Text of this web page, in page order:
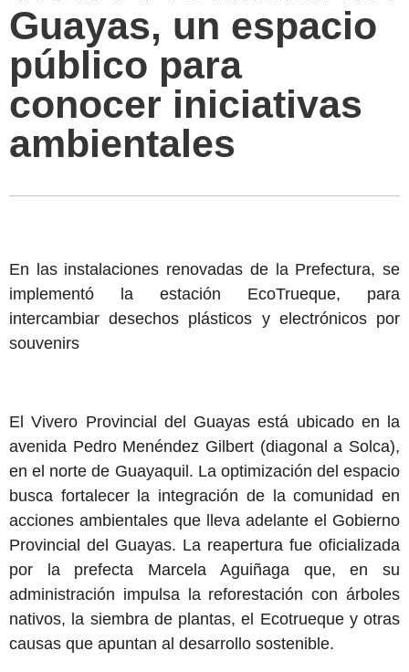
Guayas, un espacio
público para
conocer iniciativas
ambientales
En las instalaciones renovadas de la Prefectura, se
implementó la estación EcoTrueque, para
intercambiar desechos plásticos y electrónicos por
souvenirs
El Vivero Provincial del Guayas está ubicado en la
avenida Pedro Menéndez Gilbert (diagonal a Solca),
en el norte de Guayaquil. La optimización del espacio
busca fortalecer la integración de la comunidad en
acciones ambientales que lleva adelante el Gobierno
Provincial del Guayas. La reapertura fue oficializada
por la prefecta Marcela Aguiñaga que, en su
administración impulsa la reforestación con árboles
nativos, la siembra de plantas, el Ecotrueque y otras
causas que apuntan al desarrollo sostenible.